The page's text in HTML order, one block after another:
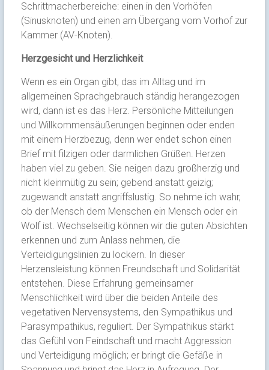
Schrittmacherbereiche: einen in den Vorhöfen
(Sinusknoten) und einen am Übergang vom Vorhof zur
Kammer (AV-Knoten).
Herzgesicht und Herzlichkeit
Wenn es ein Organ gibt, das im Alltag und im
allgemeinen Sprachgebrauch ständig herangezogen
wird, dann ist es das Herz. Persönliche Mitteilungen
und Willkommensäußerungen beginnen oder enden
mit einem Herzbezug, denn wer endet schon einen
Brief mit filzigen oder darmlichen Grüßen. Herzen
haben viel zu geben. Sie neigen dazu großherzig und
nicht kleinmütig zu sein; gebend anstatt geizig;
zugewandt anstatt angriffslustig. So nehme ich wahr,
ob der Mensch dem Menschen ein Mensch oder ein
Wolf ist. Wechselseitig können wir die guten Absichten
erkennen und zum Anlass nehmen, die
Verteidigungslinien zu lockern. In dieser
Herzensleistung können Freundschaft und Solidarität
entstehen. Diese Erfahrung gemeinsamer
Menschlichkeit wird über die beiden Anteile des
vegetativen Nervensystems, den Sympathikus und
Parasympathikus, reguliert. Der Sympathikus stärkt
das Gefühl von Feindschaft und macht Aggression
und Verteidigung möglich; er bringt die Gefäße in